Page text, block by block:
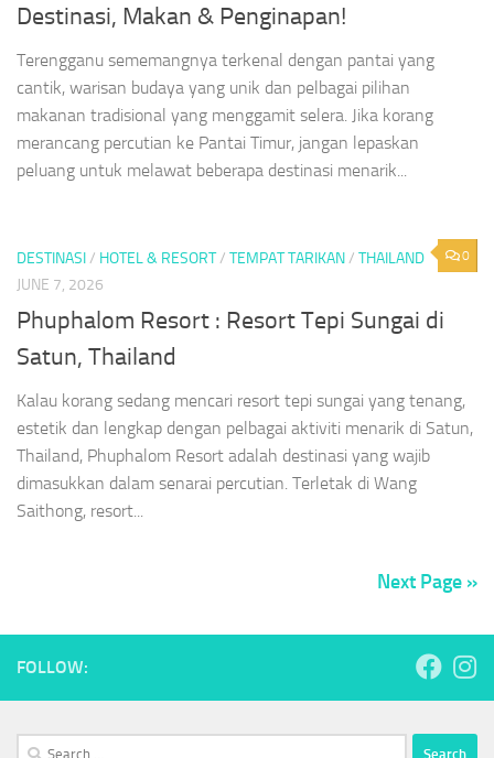
Destinasi, Makan & Penginapan!
Terengganu sememangnya terkenal dengan pantai yang
cantik, warisan budaya yang unik dan pelbagai pilihan
makanan tradisional yang menggamit selera. Jika korang
merancang percutian ke Pantai Timur, jangan lepaskan
peluang untuk melawat beberapa destinasi menarik...
0
DESTINASI/ HOTEL & RESORT/ TEMPAT TARIKAN/ THAILAND
JUNE 7, 2026
Phuphalom Resort : Resort Tepi Sungai di
Satun, Thailand
Kalau korang sedang mencari resort tepi sungai yang tenang,
estetik dan lengkap dengan pelbagai aktiviti menarik di Satun,
Thailand, Phuphalom Resort adalah destinasi yang wajib
dimasukkan dalam senarai percutian. Terletak di Wang
Saithong, resort...
Next Page »
FOLLOW:
Search